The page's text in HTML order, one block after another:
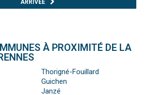
ARRIVÉE
À PROXIMITÉ DE LA
Thorigné-Fouillard
Guichen
Janzé